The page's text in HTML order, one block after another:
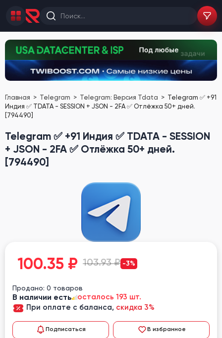
Главная Telegram Telegram: Версия Tdata
Telegram ✅ +91
Индия ✅ TDATA - SESSION + JSON - 2FA ✅ Отлёжка 50+ дней.
[794490]
Telegram ✅ +91 Индия ✅ TDATA - SESSION
+ JSON - 2FA ✅ Отлёжка 50+ дней.
[794490]
100.35 ₽ 103.93 ₽ -3%
Продано: 0 товаров
В наличии есть
осталось 193 шт.
При оплате с баланса, скидка 3%
Подписаться В избранное